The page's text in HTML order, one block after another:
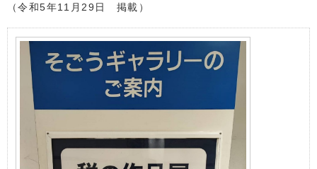
（令和5年11月29日 掲載）